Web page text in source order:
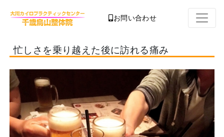
お問い合わせ
忙しさを乗り越えた後に訪れる痛み